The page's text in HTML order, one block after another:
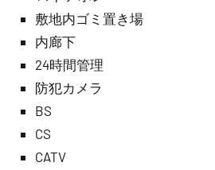
敷地内ゴミ置き場
内廊下
24時間管理
防犯カメラ
BS
CS
CATV